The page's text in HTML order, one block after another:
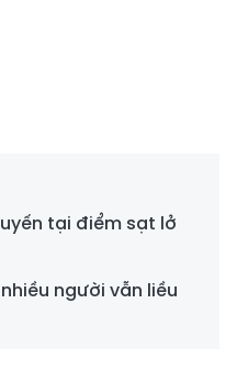
tại điểm sạt lở
người vẫn liều